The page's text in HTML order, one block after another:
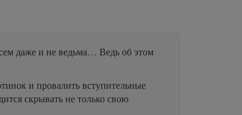
даже и не ведьма… Ведь об этом
и провалить вступительные
скрывать не только свою